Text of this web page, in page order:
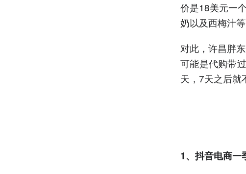
价是18美元一
奶以及西梅汁等
对此，许昌胖
可能是代购带
天，7天之后就
1、抖音电商一